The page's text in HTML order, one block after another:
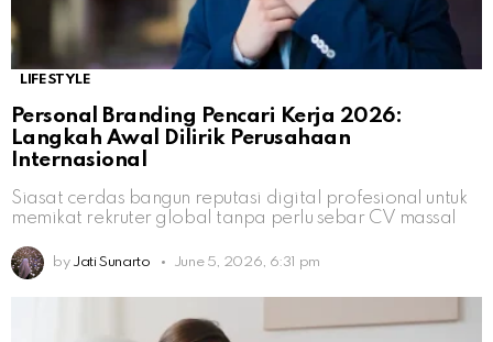
LIFESTYLE
Personal Branding Pencari Kerja 2026:
Langkah Awal Dilirik Perusahaan
Internasional
Siasat cerdas bangun reputasi digital profesional untuk
memikat rekruter global tanpa perlu sebar CV massal
by Jati Sunarto June 5, 2026, 6:31 pm